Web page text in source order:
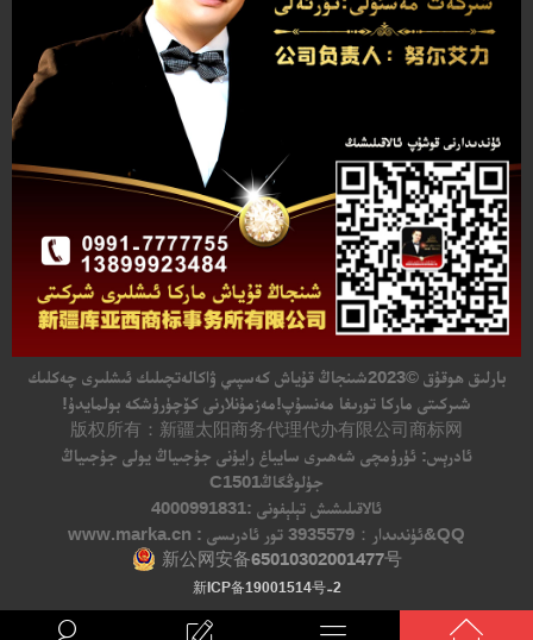
بارلىق ھوقۇق©2023
شىنجاڭ قۇياش كەسپىي ۋاكالەتچىلىك ئىشلىرى چەكلىك
شىركىتى ماركا تورىغا مەنسۇپ!مەزمۇنلارنى كۆچۈرۈشكە بولمايدۇ!
版权所有：新疆太阳商务代理代办有限公司商标网
ئادرېس: ئۈرۈمچى شەھىرى سايباغ رايۇنى جۇجىياڭ يولى جۇجىياڭ
جۈلوڭگاڭC1501
ئالاقىلىشىش تېلېفونى :4000991831
QQ&ئۈندىدار：
3935579 تور ئادرىسى : www.marka.cn
新公网安备65010302001477号
新ICP备19001514号-2
